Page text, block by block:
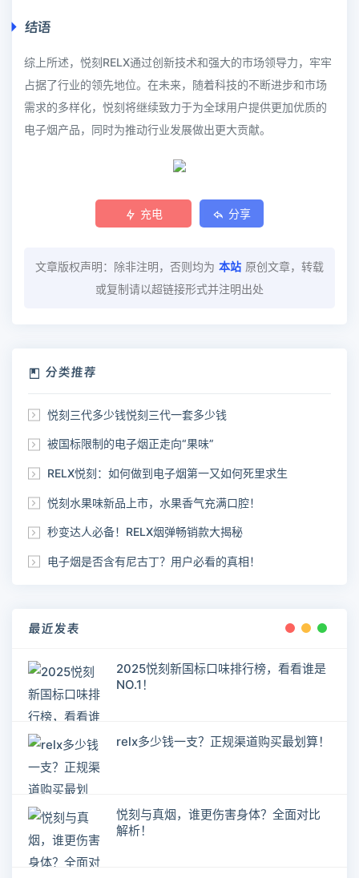
结语
综上所述，悦刻RELX通过创新技术和强大的市场领导力，牢牢
占据了行业的领先地位。在未来，随着科技的不断进步和市场
需求的多样化，悦刻将继续致力于为全球用户提供更加优质的
电子烟产品，同时为推动行业发展做出更大贡献。
充电 分享
文章版权声明：除非注明，否则均为 本站 原创文章，转载
或复制请以超链接形式并注明出处
分类推荐
悦刻三代多少钱悦刻三代一套多少钱
被国标限制的电子烟正走向“果味”
RELX悦刻：如何做到电子烟第一又如何死里求生
悦刻水果味新品上市，水果香气充满口腔！
秒变达人必备！RELX烟弹畅销款大揭秘
电子烟是否含有尼古丁？用户必看的真相！
最近发表
2025悦刻新国标口味排行榜，看看谁是
NO.1！
relx多少钱一支？正规渠道购买最划算！
悦刻与真烟，谁更伤害身体？全面对比
解析！